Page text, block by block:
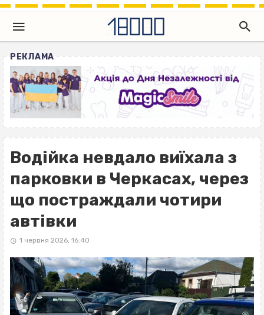
РЕКЛАМА
Водійка невдало виїхала з
парковки в Черкасах, через
що постраждали чотири
автівки
1 червня 2026, 16:40